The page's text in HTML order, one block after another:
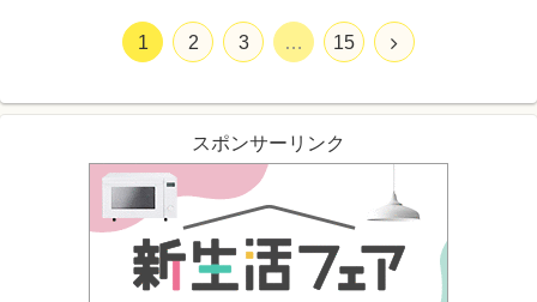
1 2 3 … 15
スポンサーリンク